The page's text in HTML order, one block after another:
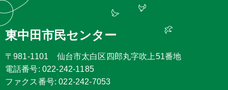
東中田市民センター
〒981-1101 仙台市太白区四郎丸字吹上51番地
電話番号: 022-242-1185
ファクス番号: 022-242-7053